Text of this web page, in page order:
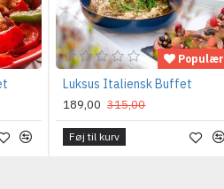
Populær
Luksus Italiensk Buffet
189,00 315,00
Føj til kurv